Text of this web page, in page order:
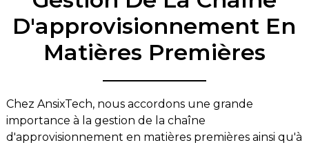
D'approvisionnement En
Matières Premières
Chez AnsixTech, nous accordons une grande
importance à la gestion de la chaîne
d'approvisionnement en matières premières ainsi qu'à